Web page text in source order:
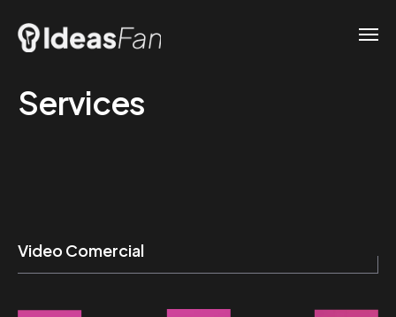
Services
Video Comercial